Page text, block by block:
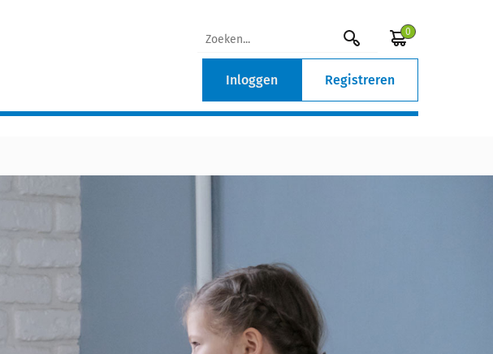
0
Inloggen Registreren